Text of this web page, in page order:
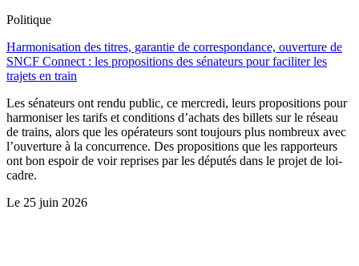
Politique
Harmonisation des titres, garantie de correspondance, ouverture de
SNCF Connect : les propositions des sénateurs pour faciliter les
trajets en train
Les sénateurs ont rendu public, ce mercredi, leurs propositions pour
harmoniser les tarifs et conditions d’achats des billets sur le réseau
de trains, alors que les opérateurs sont toujours plus nombreux avec
l’ouverture à la concurrence. Des propositions que les rapporteurs
ont bon espoir de voir reprises par les députés dans le projet de loi-
cadre.
Le 25 juin 2026